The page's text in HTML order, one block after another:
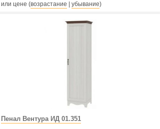
или цене (возрастание убывание)
Пенал Вентура ИД 01.351